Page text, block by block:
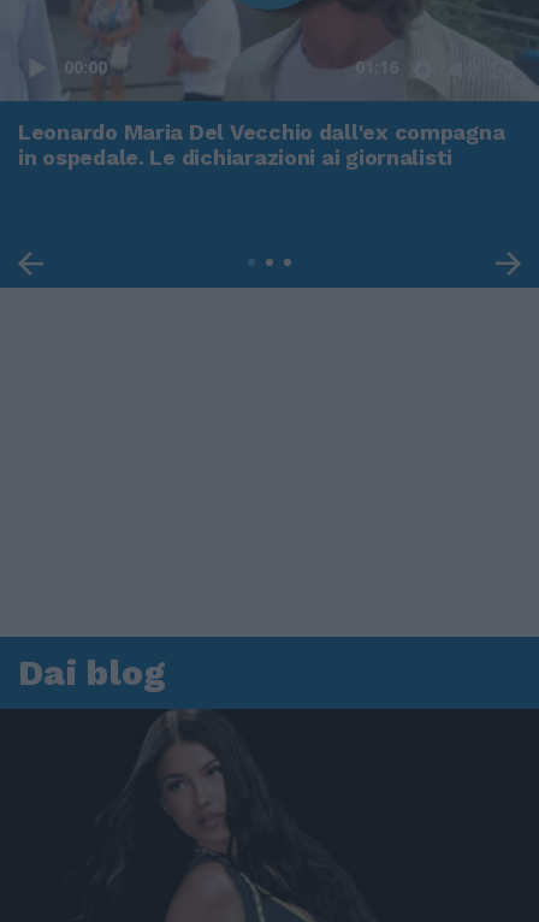
00:00 01:16
Leonardo Maria Del Vecchio dall'ex compagna
in ospedale. Le dichiarazioni ai giornalisti
Dai blog